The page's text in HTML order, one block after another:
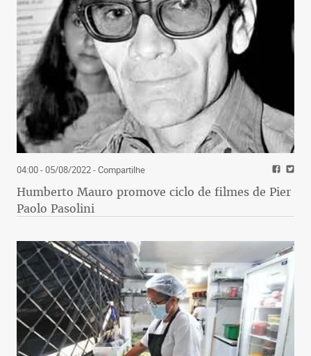
04:00 - 05/08/2022- Compartilhe
Humberto Mauro promove ciclo de filmes de Pier
Paolo Pasolini